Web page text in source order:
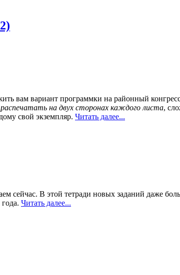
вам вариант программки на районный
распечатать на двух сторонах каждого листа,
свой экземпляр. Читать далее...
сейчас. В этой тетради новых заданий даже
Читать далее...